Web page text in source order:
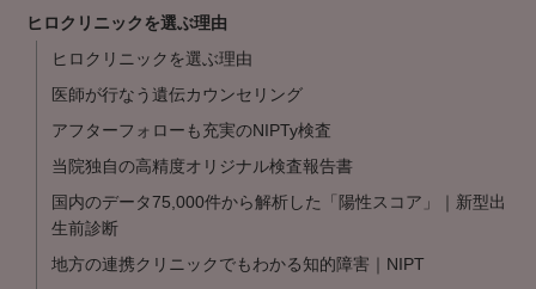
ヒロクリニックを選ぶ理由
ヒロクリニックを選ぶ理由
医師が行なう遺伝カウンセリング
アフターフォローも充実のNIPTy検査
当院独自の高精度オリジナル検査報告書
国内のデータ75,000件から解析した「陽性スコア」｜新型出
生前診断
地方の連携クリニックでもわかる知的障害｜NIPT